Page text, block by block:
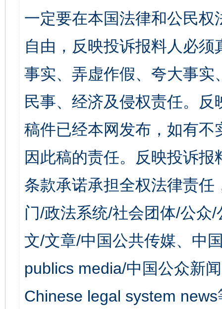
一定要在本国法律和公民
自由，反映投诉报料人必
事实、弄虚作假、夸大事
民事、经济及侵权责任。
稿件已经本网发布，如有
因此稿的责任。反映投诉
条款承诺承担全权法律责
门/政法系统/社会团体/公众
文/文章/中国公共传媒、中
publics media/中国公众新
Chinese legal system